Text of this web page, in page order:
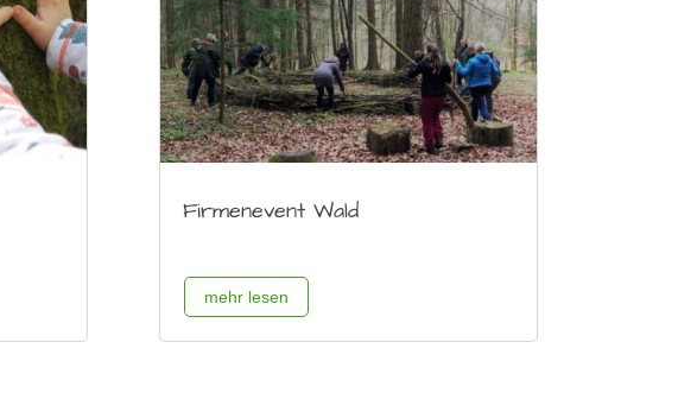
Firmenevent Wald
mehr lesen